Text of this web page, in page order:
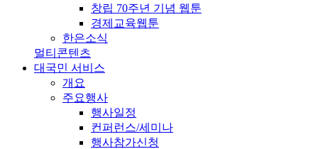
창립 70주년 기념 웹툰
경제교육웹툰
한은소식
멀티콘텐츠
대국민 서비스
개요
주요행사
행사일정
컨퍼런스/세미나
행사참가신청